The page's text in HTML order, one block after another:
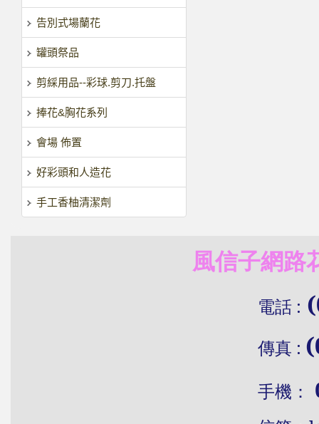
告別式場蘭花
罐頭祭品
剪綵用品--彩球.剪刀.托盤
捧花&胸花系列
會場 佈置
好彩頭和人造花
手工香柚清潔劑
風信子網路
電話 :
傳真 :
手機：